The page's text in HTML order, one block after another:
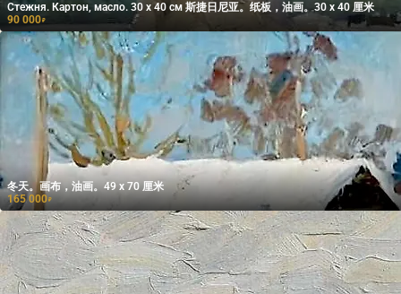
Стежня. Картон, масло. 30 х 40 см 斯捷日尼亚。纸板，油画。30 x 40 厘米
90 000₽
冬天。画布，油画。49 x 70 厘米
165 000₽